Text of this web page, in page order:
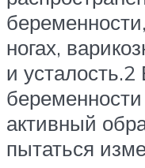
ногах,
и
активный
пытаться